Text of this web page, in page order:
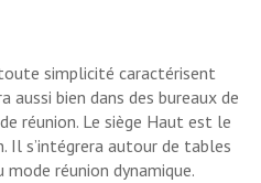
simplicité caractérisent
bien dans des bureaux de
réunion. Le siège Haut est le
s’intégrera autour de tables
réunion dynamique.